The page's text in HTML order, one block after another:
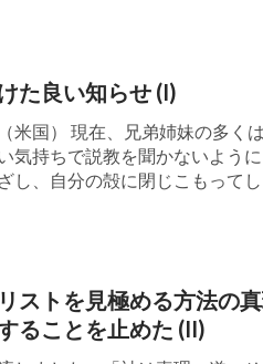
動は世界や西洋諸国の
したり、それを誹る権
私たちが終わりの日の
ことが主の教えに適っ
しい人たちは、さいわ
。 主の御言葉から、私
だわ。誰かが主の顕現
向きにそれを調べるべ
た良い知らせ (I)
米国） 現在、兄弟姉妹の多く
気持ちで説教を聞かないよう
し、自分の殻に閉じこもって
ストを見極める方法の
ることを止めた (II)